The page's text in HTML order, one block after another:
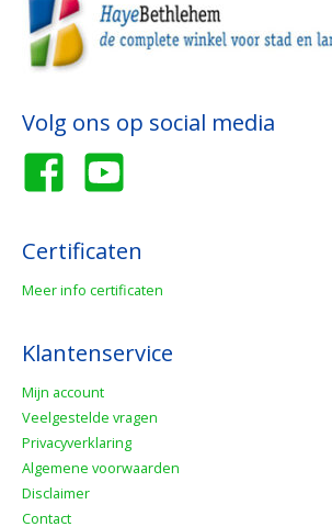
Volg ons op social media
Certificaten
Meer info certificaten
Klantenservice
Mijn account
Veelgestelde vragen
Privacyverklaring
Algemene voorwaarden
Disclaimer
Contact